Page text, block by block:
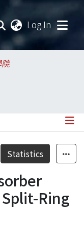
Log In
Statistics
Ring